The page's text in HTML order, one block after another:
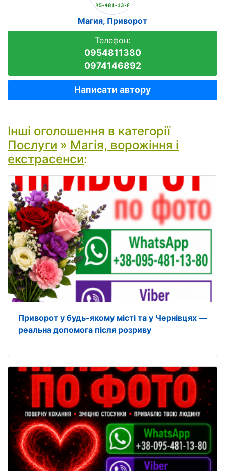
Магия, Приворот
Телефон:
0954811380
0974146892
Написати автору
Інші оголошення в категорії
Послуги » Магія, ворожіння і
екстрасенси:
Приворот у будь-якому місті та у Чернівцях —
реальна допомога після розриву